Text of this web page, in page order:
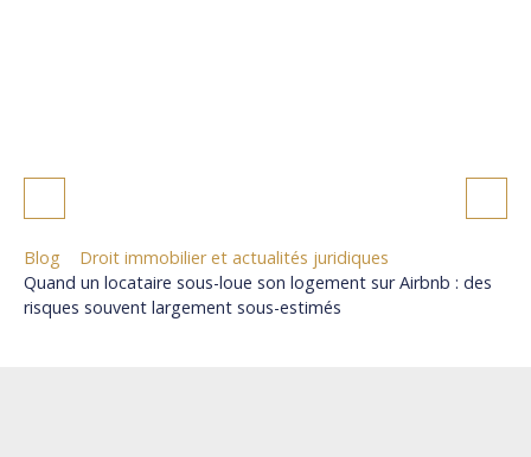
Blog
Droit immobilier et actualités juridiques
Quand un locataire sous-loue son logement sur Airbnb : des
risques souvent largement sous-estimés